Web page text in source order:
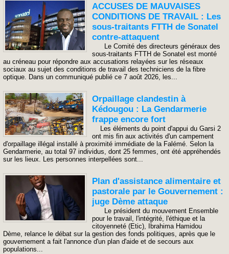
ACCUSES DE MAUVAISES
CONDITIONS DE TRAVAIL : Les
sous-traitants FTTH de Sonatel
contre-attaquent
Le Comité des directeurs généraux des
sous-traitants FTTH de Sonatel est monté
au créneau pour répondre aux accusations relayées sur les réseaux
sociaux au sujet des conditions de travail des techniciens de la fibre
optique. Dans un communiqué publié ce 7 août 2026, les...
Orpaillage clandestin à
Kédougou : La Gendarmerie
frappe encore fort
Les éléments du point d'appui du Garsi 2
ont mis fin aux activités d'un campement
d'orpaillage illégal installé à proximité immédiate de la Falémé. Selon la
Gendarmerie, au total 97 individus, dont 25 femmes, ont été appréhendés
sur les lieux. Les personnes interpellées sont...
Plan d'assistance alimentaire et
pastorale par le Gouvernement :
juge Dème attaque
Le président du mouvement Ensemble
pour le travail, l'intégrité, l'éthique et la
citoyenneté (Etic), Ibrahima Hamidou
Dème, relance le débat sur la gestion des fonds politiques, après que le
gouvernement a fait l'annonce d'un plan d'aide et de secours aux
populations...